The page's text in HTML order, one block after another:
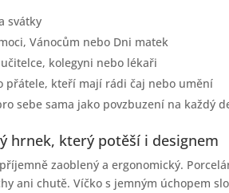
svátky
Vánocům nebo Dni matek
kolegyni nebo lékaři
přátele, kteří mají rádi čaj nebo umění
sebe sama jako povzbuzení na každý
hrnek, který potěší i designem
zaoblený a ergonomický.
ani chutě. Víčko s jemným úchopem